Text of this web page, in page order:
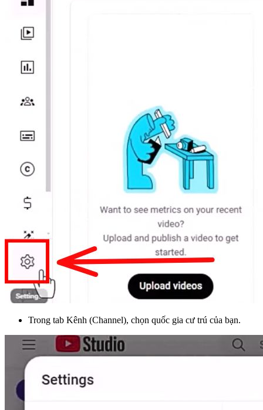
Trong tab Kênh (Channel), chọn quốc gia cư trú của bạn.